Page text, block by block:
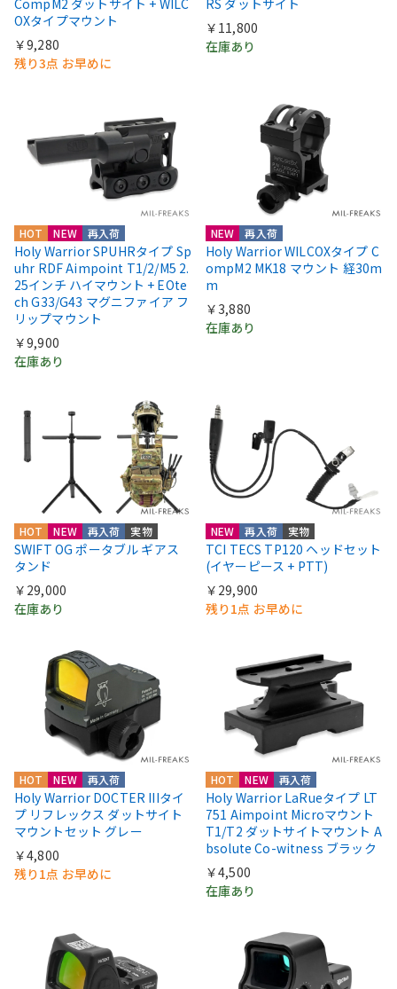
OXタイプマウント
￥9,280
残り3点 お早めに
￥11,800
在庫あり
HOT NEW 再入荷
Holy Warrior SPUHRタイプ Sp
uhr RDF Aimpoint T1/2/M5 2.
25インチ ハイマウント + EOte
ch G33/G43 マグニファイア フ
リップマウント
￥9,900
在庫あり
NEW 再入荷
Holy Warrior WILCOXタイプ C
ompM2 MK18 マウント 経30m
m
￥3,880
在庫あり
HOT NEW 再入荷 実物
SWIFT OG ポータブル ギアス
タンド
￥29,000
在庫あり
NEW 再入荷 実物
TCI TECS TP120 ヘッドセット
(イヤーピース + PTT)
￥29,900
残り1点 お早めに
HOT NEW 再入荷
Holy Warrior DOCTER IIIタイ
プ リフレックス ダットサイト
マウントセット グレー
￥4,800
残り1点 お早めに
HOT NEW 再入荷
Holy Warrior LaRueタイプ LT
751 Aimpoint Microマウント
T1/T2 ダットサイトマウント A
bsolute Co-witness ブラック
￥4,500
在庫あり